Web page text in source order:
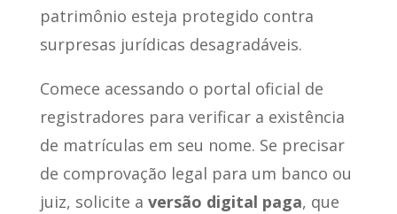
patrimônio esteja protegido contra
surpresas jurídicas desagradáveis.
Comece acessando o portal oficial de
registradores para verificar a existência
de matrículas em seu nome. Se precisar
de comprovação legal para um banco ou
juiz, solicite a versão digital paga, que